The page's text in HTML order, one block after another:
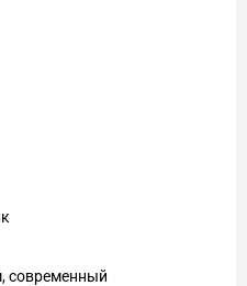
современный